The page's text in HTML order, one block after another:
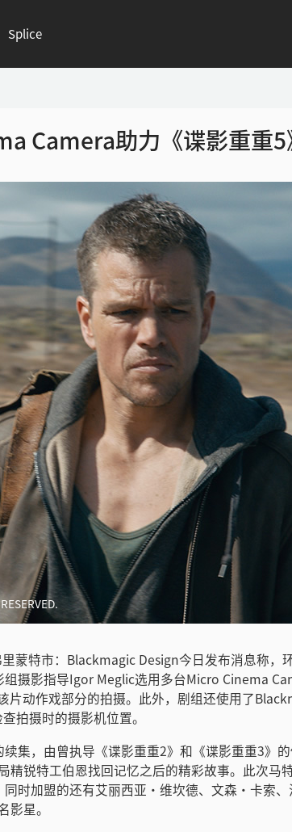
Splice
Camera助力《谍影重重5
蒙特市：Blackmagic Design今日发布消息称，
摄影指导Igor Meglic选用多台Micro Cinema
片动作戏部分的拍摄。此外，剧组还使用了
拍摄时的摄影机位置。
续集，由曾执导《谍影重重2》和《谍影重重3》
精锐特工伯恩找回记忆之后的精彩故事。此次马
同时加盟的还有艾丽西亚·维坎德、文森·卡索
星。